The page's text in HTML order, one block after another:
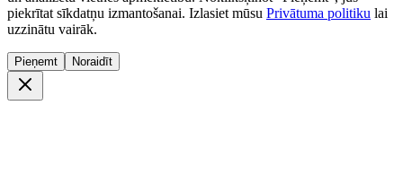
piekrītat sīkdatņu izmantošanai. Izlasiet mūsu Privātuma politiku lai
uzzinātu vairāk.
Pieņemt Noraidīt